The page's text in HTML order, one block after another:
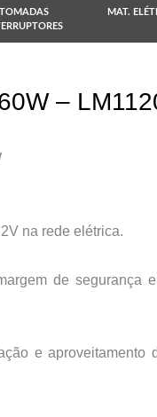
TOMADAS
MAT.
–
na rede elétrica.
de segurança
e aproveitamento